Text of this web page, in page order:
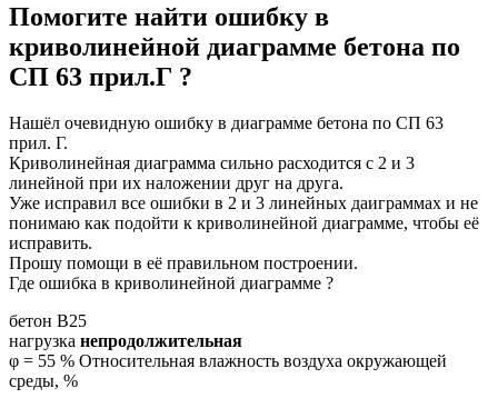
Помогите найти ошибку в
криволинейной диаграмме бетона по
СП 63 прил.Г ?
Нашёл очевидную ошибку в диаграмме бетона по СП 63
прил. Г.
Криволинейная диаграмма сильно расходится с 2 и 3
линейной при их наложении друг на друга.
Уже исправил все ошибки в 2 и 3 линейных даиграммах и не
понимаю как подойти к криволинейной диаграмме, чтобы её
исправить.
Прошу помощи в её правильном построении.
Где ошибка в криволинейной диаграмме ?
бетон В25
нагрузка непродолжительная
φ = 55 % Относительная влажность воздуха окружающей
среды, %